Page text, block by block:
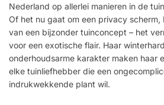
Nederland op allerlei manieren in de
Of het nu gaat om een ​​privacy
van een bijzonder tuinconcept – het
voor een exotische flair. Haar
onderhoudsarme karakter maken haar
elke tuinliefhebber die een
indrukwekkende plant wil.